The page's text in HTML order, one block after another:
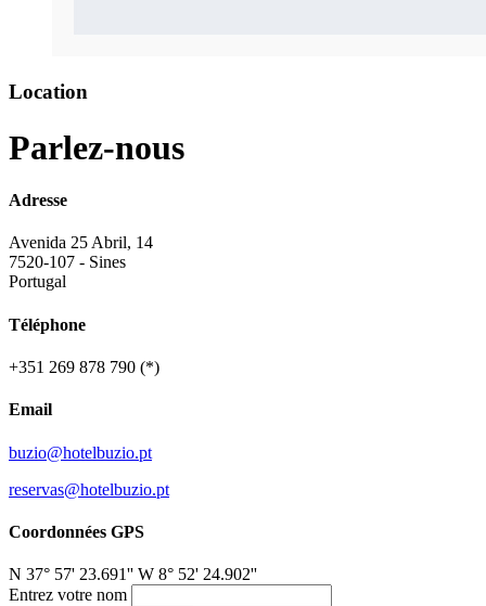
Location
Parlez-nous
Adresse
Avenida 25 Abril, 14
7520-107 - Sines
Portugal
Téléphone
+351 269 878 790 (*)
Email
buzio@hotelbuzio.pt
reservas@hotelbuzio.pt
Coordonnées GPS
N 37° 57' 23.691'' W 8° 52' 24.902''
Entrez votre nom